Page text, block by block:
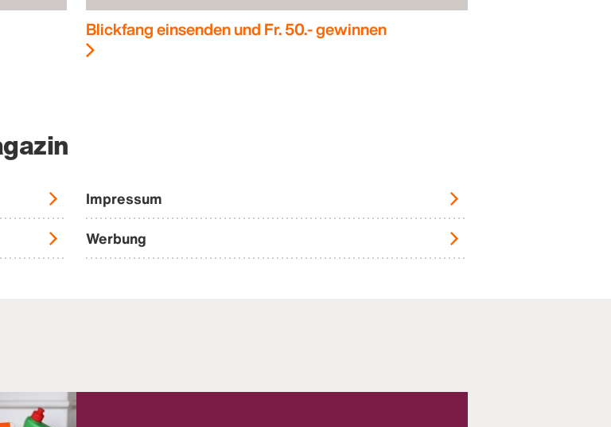
Blickfang einsenden und Fr. 50.- gewinnen
Impressum
Werbung